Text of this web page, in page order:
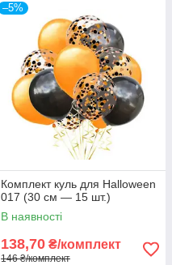
–5%
Комплект куль для Halloween
017 (30 см — 15 шт.)
В наявності
138,70 ₴/комплект
146 ₴/комплект